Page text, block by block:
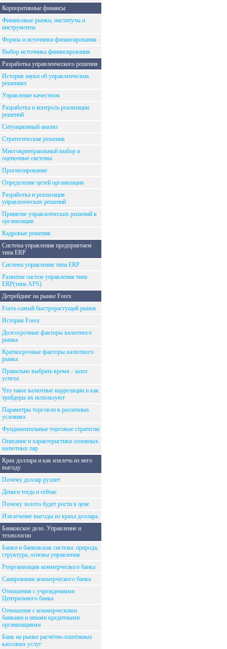
Корпоративные финансы
Финансовые рынки, институты и
инструменты
Формы и источники финансирования
Выбор источника финансирования
Разработка управленческого решения
История науки об управленческих
решениях
Управление качеством
Разработка и контроль реализации
решений
Ситуационный анализ
Стратегические решения
Многокритераильный выбор и
оценочные системы
Прогнозирование
Определение целей организации
Разработка и реализация
управленческих решений
Принятие управленческих решений в
организации
Кадровые решения
Система управления предприятием
типа ERP
Система управления типа ERP
Развитие систем управления типа
ERP(типа APS)
Детрейдинг на рынке Forex
Forex-самый быстрорастущий рынок
История Forex
Долгосрочные факторы валютного
рынка
Краткосрочные факторы валютного
рынка
Правильно выбрать время - залог
успеха
Что такое валютные корреляции и как
трейдеры их используют
Параметры торговли в различных
условиях
Фундаментальные торговые стратегии
Описание и характеристики основных
валютных пар
Крах доллара и как извлечь из него
выгоду
Почему доллар рухнет
Деньги тогда и сейчас
Почему золото будет рости в цене
Извлечение выгоды из краха доллара
Банковское дело. Управление и
технологии
Банки и банковская система: природа,
структура, основы управления
Реорганизация коммерческого банка
Санирование коммерческого банка
Отношения с учреждениями
Центрального банка
Отношение с коммерческими
банками и иными кредитными
организациями
Банк на рынке расчётно-платёжных
кассовых услуг